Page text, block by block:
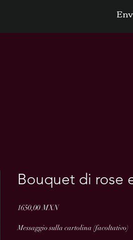
Bouquet di rose
1650,00 MXNPrezzo
Messaggio sulla cartolina (facoltativo)